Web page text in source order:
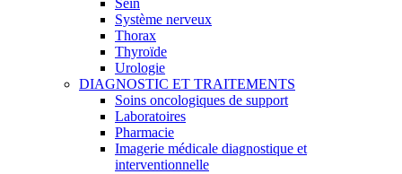
Sein
Système nerveux
Thorax
Thyroïde
Urologie
DIAGNOSTIC ET TRAITEMENTS
Soins oncologiques de support
Laboratoires
Pharmacie
Imagerie médicale diagnostique et
interventionnelle